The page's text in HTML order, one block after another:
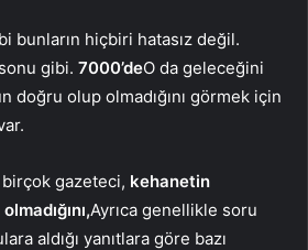
bunların hiçbiri hatasız değil.
gibi. 7000’deO da geleceğini
doğru olup olmadığını görmek için
birçok gazeteci, kehanetin
Ayrıca genellikle soru
aldığı yanıtlara göre bazı